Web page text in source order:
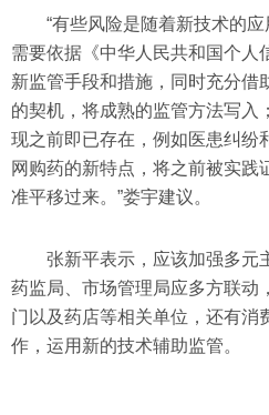
“有些风险是随着新技术的
需要依据《中华人民共和国个人
新监管手段和措施，同时充分借
的契机，将成熟的监管方法写入
现之前即已存在，例如医患纠纷
网购药的新特点，将之前被实践
准平移过来。”娄宇建议。
张新平表示，应该加强多元
药监局、市场管理局应多方联动
门以及药店等相关单位，还有消
作，运用新的技术辅助监管。